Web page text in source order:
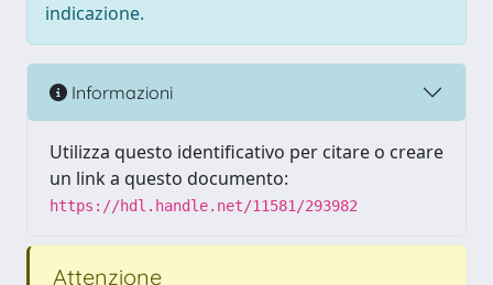
indicazione.
Informazioni
Utilizza questo identificativo per citare o creare
un link a questo documento:
https://hdl.handle.net/11581/293982
Attenzione